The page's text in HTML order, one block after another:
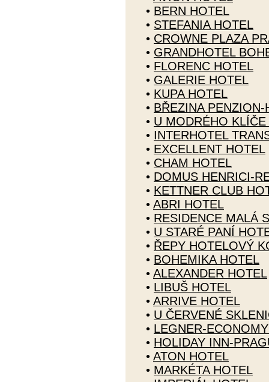
• BERN HOTEL
• STEFANIA HOTEL
• CROWNE PLAZA
• GRANDHOTEL
• FLORENC HOTEL
• GALERIE HOTEL
• KUPA HOTEL
• BŘEZINA PENZION-
• U MODRÉHO
• INTERHOTEL
• EXCELLENT HOTEL
• CHAM HOTEL
• DOMUS HENRICI-
• KETTNER CLUB
• ABRI HOTEL
• RESIDENCE MALÁ
• U STARÉ PANÍ
• ŘEPY HOTELOVÝ
• BOHEMIKA HOTEL
• ALEXANDER HOTEL
• LIBUŠ HOTEL
• ARRIVE HOTEL
• U ČERVENÉ
• LEGNER-
• HOLIDAY INN-
• ATON HOTEL
• MARKÉTA HOTEL